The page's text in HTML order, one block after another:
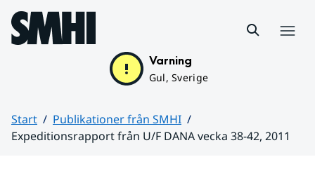
Hoppa till sidans innehåll
Varning
Gul, Sverige
Start
Publikationer från SMHI
Expeditionsrapport från U/F DANA vecka 38-42, 2011